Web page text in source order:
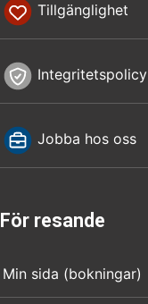
Tillgänglighet
Integritetspolicy
Jobba hos oss
För resande
Min sida (bokningar)